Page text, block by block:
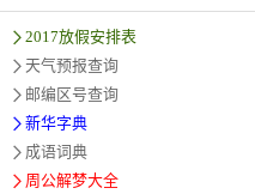
2017放假安排表
天气预报查询
邮编区号查询
新华字典
成语词典
周公解梦大全